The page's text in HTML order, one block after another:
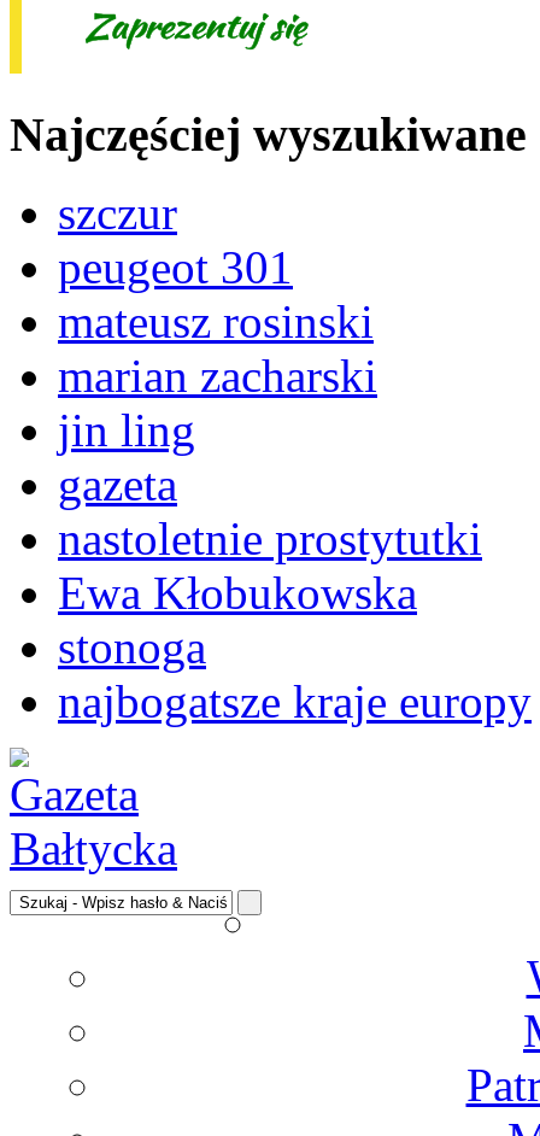
Najczęściej wyszukiwane
szczur
peugeot 301
mateusz rosinski
marian zacharski
jin ling
gazeta
nastoletnie prostytutki
Ewa Kłobukowska
stonoga
najbogatsze kraje europy